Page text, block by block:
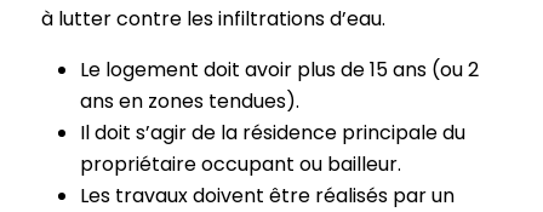
à lutter contre les infiltrations d’eau.
Le logement doit avoir plus de 15 ans (ou 2
ans en zones tendues).
Il doit s’agir de la résidence principale du
propriétaire occupant ou bailleur.
Les travaux doivent être réalisés par un